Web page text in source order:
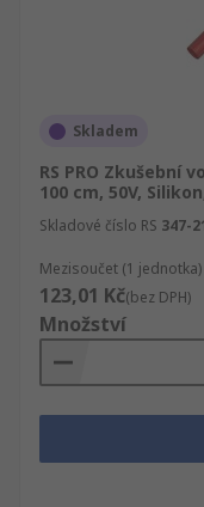
Skladem
RS PRO Zkušební
100 cm, 50V,
Skladové číslo RS 347-
Mezisoučet (1 jednotka)
123,01 Kč(bez DPH)
Množství